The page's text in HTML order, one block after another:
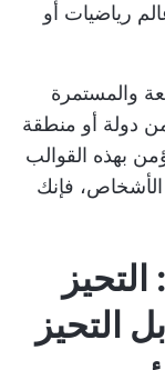
رياضيات أو
والمستمرة
دولة أو منطقة
بهذه القوالب
فإنك
التحيز